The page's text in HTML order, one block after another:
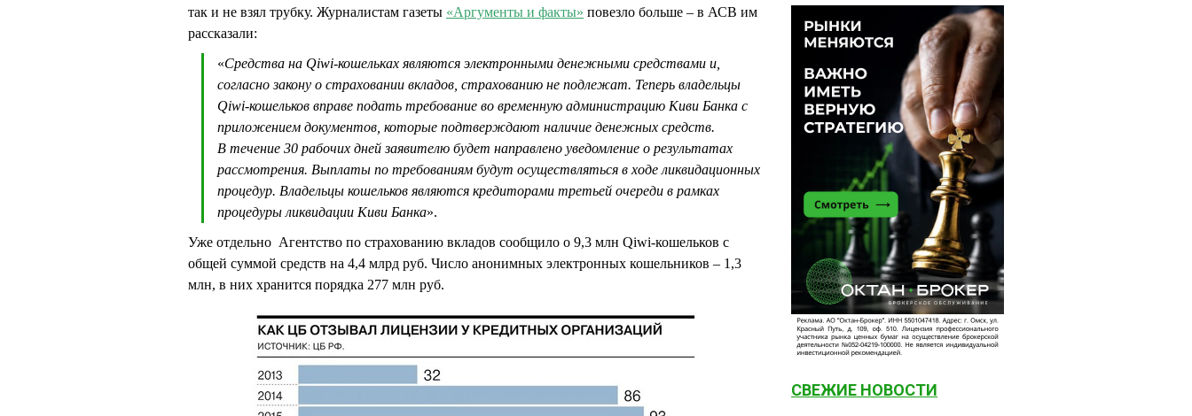
так и не взял трубку. Журналистам газеты «Аргументы и факты» повезло больше – в АСВ им
рассказали:
«Средства на Qiwi-кошельках являются электронными денежными средствами и,
согласно закону о страховании вкладов, страхованию не подлежат. Теперь владельцы
Qiwi-кошельков вправе подать требование во временную администрацию Киви Банка с
приложением документов, которые подтверждают наличие денежных средств.
В течение 30 рабочих дней заявителю будет направлено уведомление о результатах
рассмотрения. Выплаты по требованиям будут осуществляться в ходе ликвидационных
процедур. Владельцы кошельков являются кредиторами третьей очереди в рамках
процедуры ликвидации Киви Банка».
Уже отдельно Агентство по страхованию вкладов сообщило о 9,3 млн Qiwi-кошельков с
общей суммой средств на 4,4 млрд руб. Число анонимных электронных кошельников – 1,3
млн, в них хранится порядка 277 млн руб.
СВЕЖИЕ НОВОСТИ